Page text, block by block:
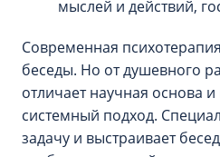
мыслей и действий,
Современная
беседы. Но от душевного
отличает научная основа
системный подход.
задачу и выстраивает